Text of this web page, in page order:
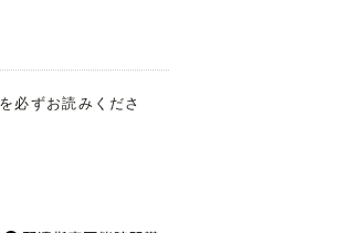
を必ずお読みくださ